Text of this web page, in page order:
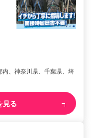
、神奈川県、千葉県、埼
見る